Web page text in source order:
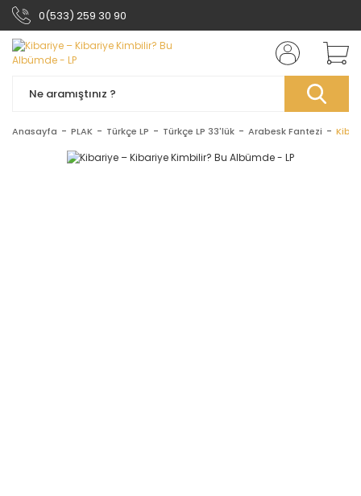
0(533) 259 30 90
Anasayfa PLAK Türkçe LP Türkçe LP 33'lük Arabesk Fantezi